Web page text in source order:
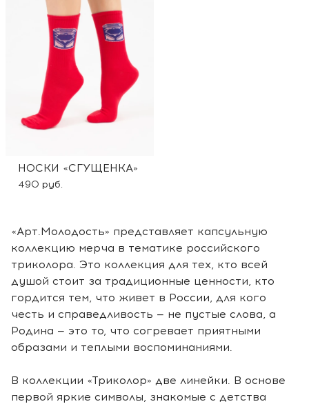
НОСКИ «СГУЩЕНКА»
490 руб.
«Арт.Молодость» представляет капсульную
коллекцию мерча в тематике российского
триколора. Это коллекция для тех, кто всей
душой стоит за традиционные ценности, кто
гордится тем, что живет в России, для кого
честь и справедливость — не пустые слова, а
Родина — это то, что согревает приятными
образами и теплыми воспоминаниями.
В коллекции «Триколор» две линейки. В основе
первой яркие символы, знакомые с детства